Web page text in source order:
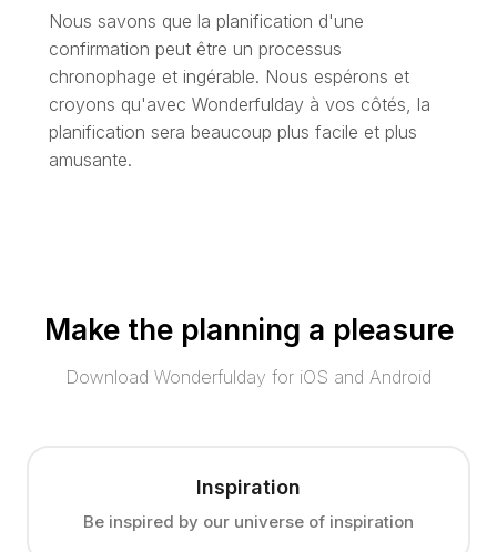
Nous savons que la planification d'une
confirmation peut être un processus
chronophage et ingérable. Nous espérons et
croyons qu'avec Wonderfulday à vos côtés, la
planification sera beaucoup plus facile et plus
amusante.
Make the planning a pleasure
Download Wonderfulday for iOS and Android
Inspiration
Be inspired by our universe of inspiration